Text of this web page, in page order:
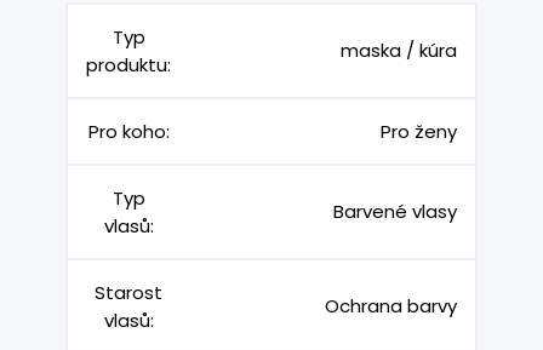
Typ
produktu:
maska / kúra
Pro koho: Pro ženy
Typ
vlasů:
Barvené vlasy
Starost
vlasů:
Ochrana barvy